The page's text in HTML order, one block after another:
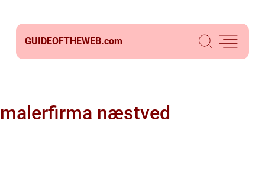
GUIDEOFTHEWEB.com
malerfirma næstved